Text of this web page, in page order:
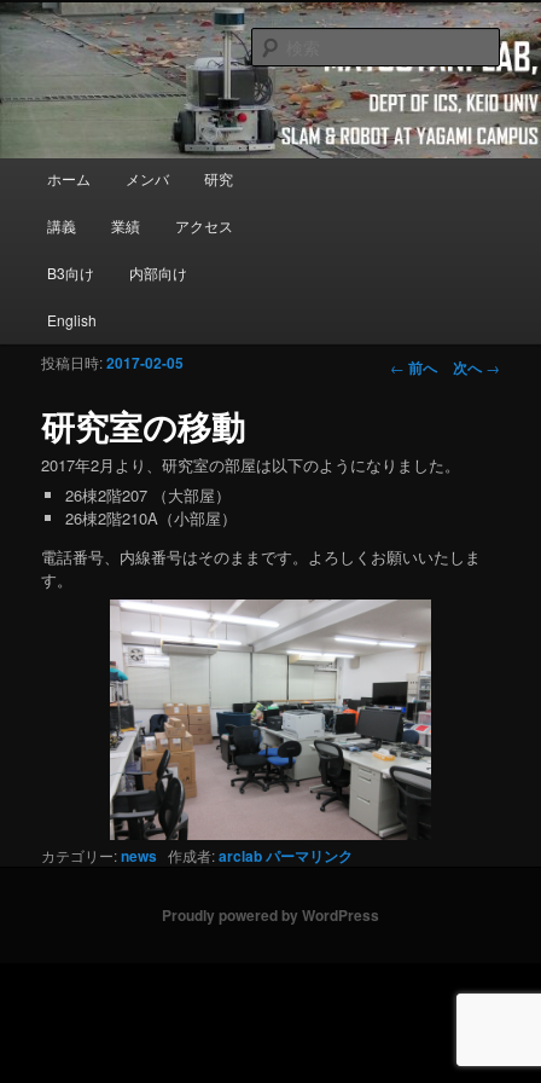
メインコンテンツへ移動
Matsutani Lab
Department of Information and Computer Science, Keio University
検
索
メインメニュー
ホーム メンバ 研究
講義 業績 アクセス
B3向け 内部向け
English
投稿ナビゲーシ
← 前へ 次へ→
研究室の移動
投稿日時:2017-02-05
2017年2月より、研究室の部屋は以下のようになりました。
26棟2階207 （大部屋）
26棟2階210A（小部屋）
電話番号、内線番号はそのままです。よろしくお願いいたしま
す。
カテゴリー:news 作成者:arclabパーマリンク
Proudly powered by WordPress